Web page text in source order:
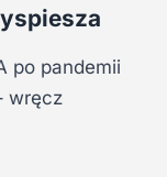
po pandemii
wręcz